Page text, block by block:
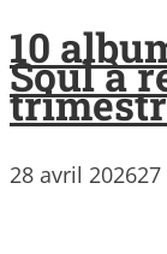
10
Soul à
28 avril 2026